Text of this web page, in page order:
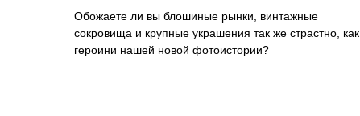
Обожаете ли вы блошиные рынки, винтажные
сокровища и крупные украшения так же страстно, как
героини нашей новой фотоистории?